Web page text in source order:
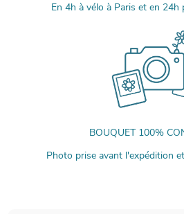
En 4h à vélo à Paris et en
BOUQUET 100%
Photo prise avant l'expédition